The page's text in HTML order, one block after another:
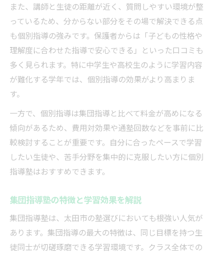
また、講師と生徒の距離が近く、質問しやすい環境が整
っているため、分からない部分をその場で解決できる点
も個別指導の強みです。保護者からは「子どもの性格や
理解度に合わせた指導で安心できる」といった口コミも
多く見られます。特に中学生や高校生のように学習内容
が難化する学年では、個別指導の効果がより高まりま
す。
一方で、個別指導は集団指導と比べて料金が高めになる
傾向があるため、費用対効果や通塾回数などを事前に比
較検討することが重要です。自分に合ったペースで学習
したい生徒や、苦手分野を集中的に克服したい方に個別
指導塾はおすすめできます。
集団指導塾の特徴と学習効果を解説
集団指導塾は、太田市の塾選びにおいても根強い人気が
あります。集団指導の最大の特徴は、同じ目標を持つ生
徒同士が切磋琢磨できる学習環境です。クラス全体での